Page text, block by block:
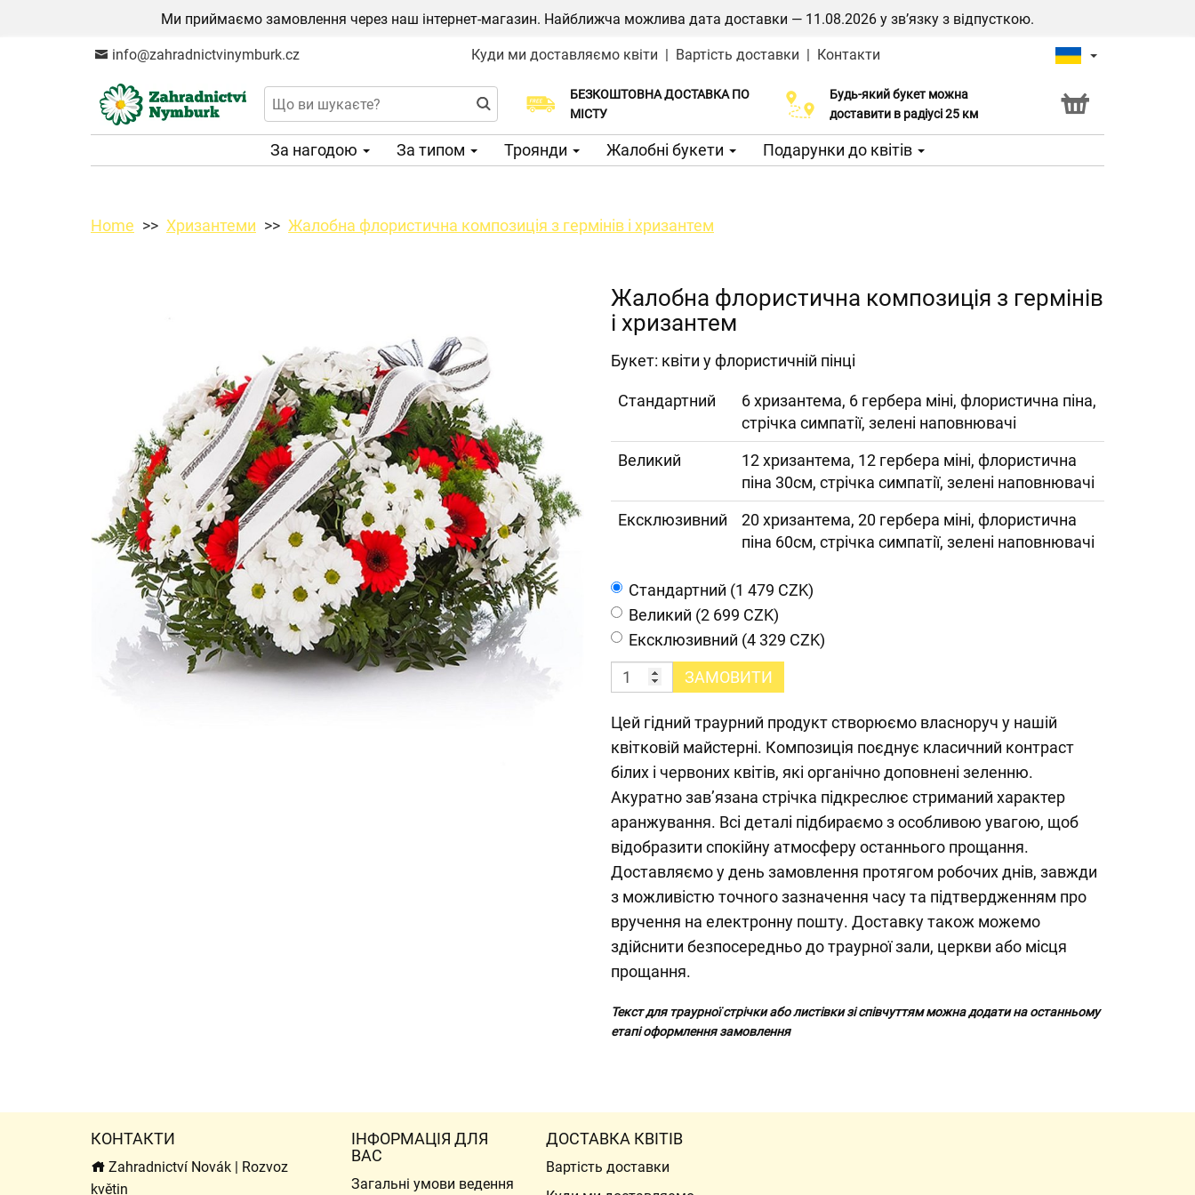
Ми приймаємо замовлення через наш інтернет-магазин. Найближча можлива дата доставки — 11.08.2026 у зв’язку з відпусткою.
info@zahradnictvinymburk.cz Куди ми доставляємо квіти | Вартість доставки | Контакти
БЕЗКОШТОВНА ДОСТАВКА ПО
МІСТУ
Виберіть дату доставки
Будь-який букет можна
доставити в радіусі 25 км
Послуга Click & Collect
За нагодою За типом Троянди Жалобні букети Подарунки до квітів
Home Хризантеми Жалобна флористична композиція з гермінів і хризантем
Жалобна флористична композиція з гермінів
і хризантем
Букет: квіти у флористичній пінці
Cтандартний
6 хризантема, 6 гербера міні, флористична піна,
стрічка симпатії, зелені наповнювачі
Великий
12 хризантема, 12 гербера міні, флористична
піна 30см, стрічка симпатії, зелені наповнювачі
Ексклюзивний
20 хризантема, 20 гербера міні, флористична
піна 60см, стрічка симпатії, зелені наповнювачі
Cтандартний (1 479 CZK)
Великий (2 699 CZK)
Ексклюзивний (4 329 CZK)
ЗАМОВИТИ
Цей гідний траурний продукт створюємо власноруч у нашій
квітковій майстерні. Композиція поєднує класичний контраст
білих і червоних квітів, які органічно доповнені зеленню.
Акуратно зав’язана стрічка підкреслює стриманий характер
аранжування. Всі деталі підбираємо з особливою увагою, щоб
відобразити спокійну атмосферу останнього прощання.
Доставляємо у день замовлення протягом робочих днів, завжди
з можливістю точного зазначення часу та підтвердженням про
вручення на електронну пошту. Доставку також можемо
здійснити безпосередньо до траурної зали, церкви або місця
прощання.
Текст для траурної стрічки або листівки зі співчуттям можна додати на останньому
етапі оформлення замовлення
КОНТАКТИ
Zahradnictví Novák | Rozvoz
květin
ІНФОРМАЦІЯ ДЛЯ
ВАС
Загальні умови ведення
ДОСТАВКА КВІТІВ
Вартість доставки